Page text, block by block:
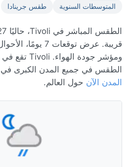
المتوسطات السنوية
طقس جرينادا
قريبة. عرض توقعات
ومؤشر جودة الهواء. Tivoli تقع في
الطقس في جميع المدن الكبرى في
المدن الآن حول العالم.